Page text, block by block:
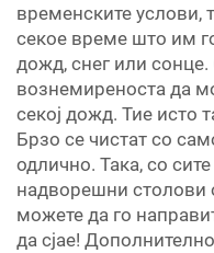
временските
секое време што им
дожд, снег или сонце.
вознемиреноста да
секој дожд. Тие исто
Брзо се чистат со
одлично. Така, со
надворешни столови
можете да го
да сјае!